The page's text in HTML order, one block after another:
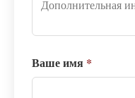
Ваше имя *